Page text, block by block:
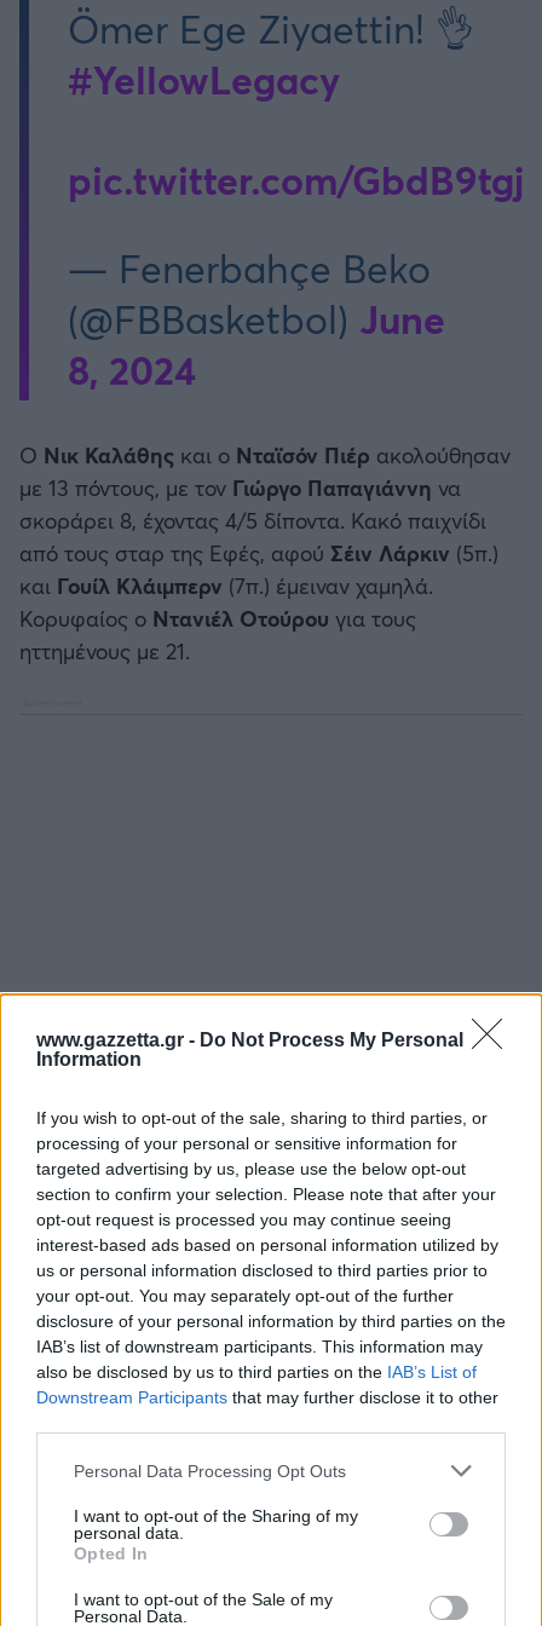
www.gazzetta.gr - Do Not Process My Personal
Information
If you wish to opt-out of the sale, sharing to third parties, or
processing of your personal or sensitive information for
targeted advertising by us, please use the below opt-out
section to confirm your selection. Please note that after your
opt-out request is processed you may continue seeing
interest-based ads based on personal information utilized by
us or personal information disclosed to third parties prior to
your opt-out. You may separately opt-out of the further
disclosure of your personal information by third parties on the
IAB’s list of downstream participants. This information may
also be disclosed by us to third parties on the IAB’s List of
Downstream Participants that may further disclose it to other
Please note that this website/app uses one or more Google
not limited to your visit or usage behaviour. You may click to
grant or deny consent to Google and its third-party tags to
use your data for below specified purposes in below Google
consent section.
Personal Data Processing Opt Outs
I want to opt-out of the Sharing of my
personal data.
Opted In
I want to opt-out of the Sale of my
Personal Data.
Ömer Ege Ziyaettin! 👌
#YellowLegacy
pic.twitter.com/
— Fenerbahçe Beko
(@FBBasketbol) June
8, 2024
Ο Νικ Καλάθης και ο Νταϊσόν Πιέρ ακολούθησαν
με 13 πόντους, με τον Γιώργο Παπαγιάννη να
σκοράρει 8, έχοντας 4/5 δίποντα. Κακό παιχνίδι
από τους σταρ της Εφές, αφού Σέιν Λάρκιν (5π.)
και Γουίλ Κλάιμπερν (7π.) έμειναν χαμηλά.
Κορυφαίος ο Ντανιέλ Οτούρου για τους
ηττημένους με 21.
Τα Δεκάλεπτα: 16-31, 38-53, 51-78, 70-101
@Photo credits:EuroLeague